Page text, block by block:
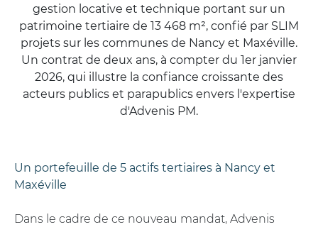
gestion locative et technique portant sur un
patrimoine tertiaire de 13 468 m², confié par SLIM
projets sur les communes de Nancy et Maxéville.
Un contrat de deux ans, à compter du 1er janvier
2026, qui illustre la confiance croissante des
acteurs publics et parapublics envers l'expertise
d'Advenis PM.
Un portefeuille de 5 actifs tertiaires à Nancy et
Maxéville
Dans le cadre de ce nouveau mandat, Advenis